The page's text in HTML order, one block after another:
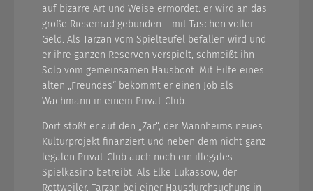
auf bizarre Art und Weise ermordet: er wird an das
große Riesenrad gebunden – mit Taschen voller
Geld. Als Tarzan vom Spielteufel befallen wird und
er ihre ganzen Reserven verspielt, schmeißt ihn
Solo vom gemeinsamen Hausboot. Mit Hilfe eines
alten „Freundes“ bekommt er einen Job als
Wachmann in einem Privat-Club.
Dort stößt er auf den „Zar“, der Mannheims neues
Kulturprojekt finanziert und neben dem nicht ganz
legalen Privat-Club auch noch ein illegales
Spielkasino betreibt. Als Elke Lukassow, der
Rottweiler, Tarzan bei einer Hausdurchsuchung in